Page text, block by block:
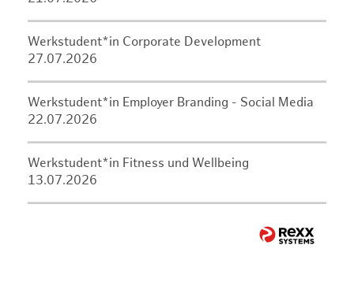
Werkstudent*in Corporate Development
27.07.2026
Werkstudent*in Employer Branding - Social Media
22.07.2026
Werkstudent*in Fitness und Wellbeing
13.07.2026